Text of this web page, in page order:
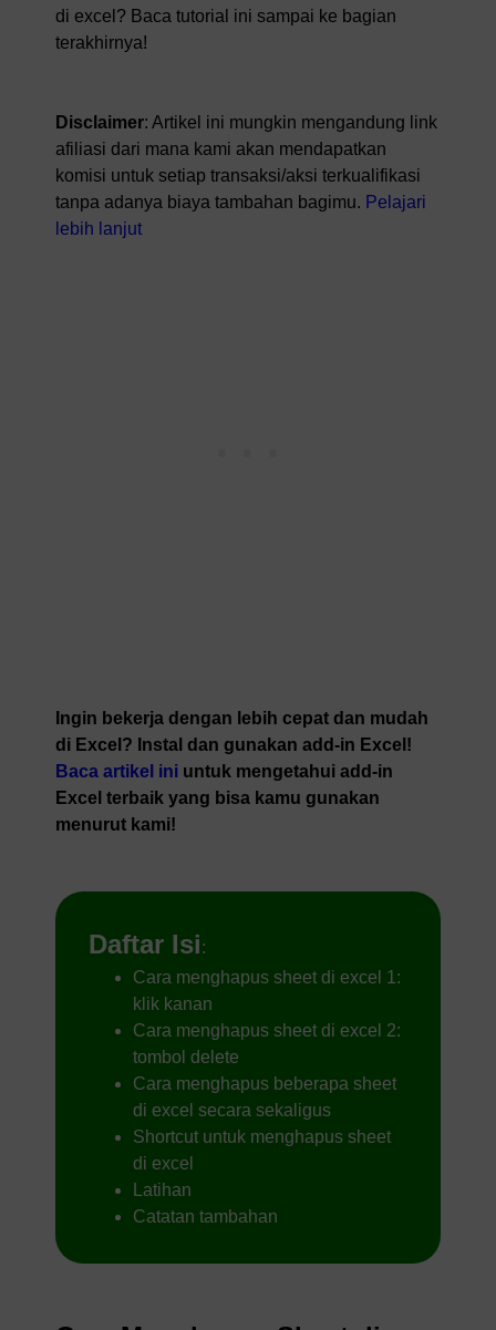
di excel? Baca tutorial ini sampai ke bagian
terakhirnya!
Disclaimer: Artikel ini mungkin mengandung link
afiliasi dari mana kami akan mendapatkan
komisi untuk setiap transaksi/aksi terkualifikasi
tanpa adanya biaya tambahan bagimu. Pelajari
lebih lanjut
Ingin bekerja dengan lebih cepat dan mudah
di Excel? Instal dan gunakan add-in Excel!
Baca artikel ini untuk mengetahui add-in
Excel terbaik yang bisa kamu gunakan
menurut kami!
Daftar Isi:
Cara menghapus sheet di excel 1:
klik kanan
Cara menghapus sheet di excel 2:
tombol delete
Cara menghapus beberapa sheet
di excel secara sekaligus
Shortcut untuk menghapus sheet
di excel
Latihan
Catatan tambahan